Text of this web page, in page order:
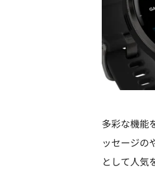
多彩な機能
ッセージの
として人気